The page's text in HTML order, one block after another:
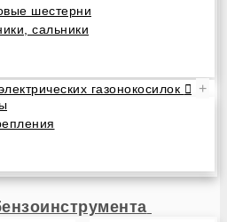
шестерни
сальники
газонокосилок
+